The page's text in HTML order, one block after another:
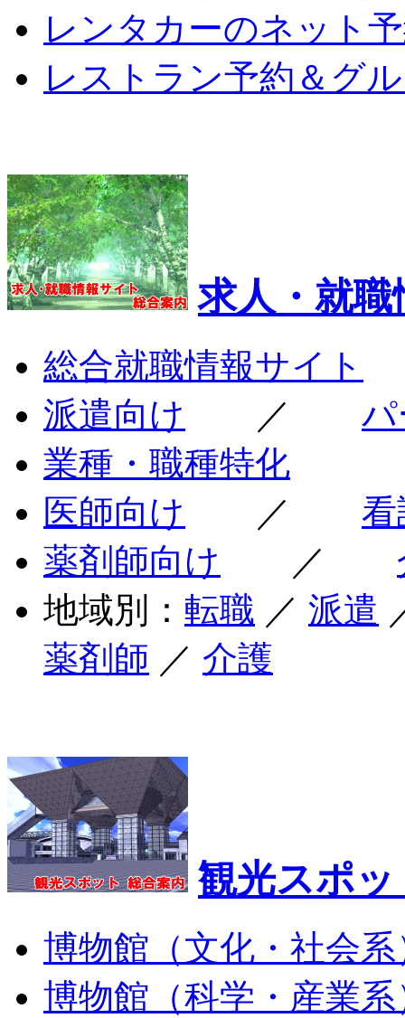
レンタカーのネット
レストラン予約＆グ
求人・就
総合就職情報サイト
派遣向け ／
業種・職種特化
医師向け ／
薬剤師向け ／
地域別： 転職 ／ 派遣
薬剤師 ／ 介護
観光スポ
博物館（文化・社会系
博物館（科学・産業系